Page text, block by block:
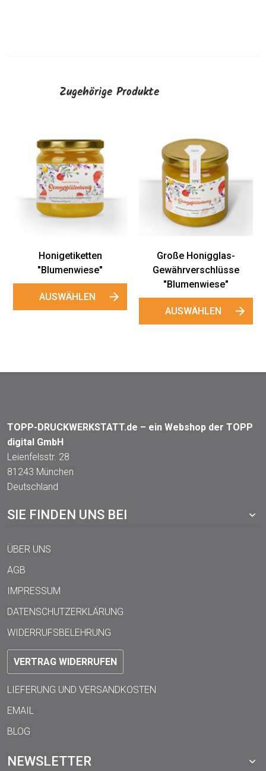
Zugehörige Produkte
Honigetiketten
"Blumenwiese"
AUSWÄHLEN
Große Honigglas-
Gewährverschlüsse
"Blumenwiese"
AUSWÄHLEN
TOPP-DRUCKWERKSTATT.de – ein Webshop der TOPP
digital GmbH
Leienfelsstr. 28
81243 München
Deutschland
SIE FINDEN UNS BEI
ÜBER UNS
AGB
IMPRESSUM
DATENSCHUTZERKLÄRUNG
WIDERRUFSBELEHRUNG
VERTRAG WIDERRUFEN
LIEFERUNG UND VERSANDKOSTEN
EMAIL
BLOG
NEWSLETTER